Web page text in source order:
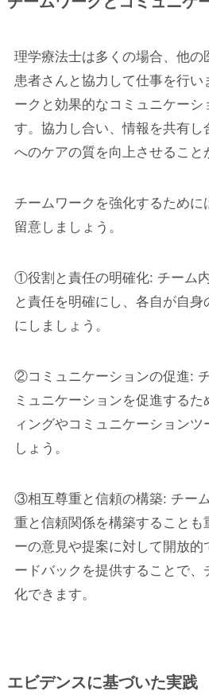
理学療法士は多くの場合、他の
患者さんと協力して仕事を行い
ークと効果的なコミュニケーシ
す。協力し合い、情報を共有し
へのケアの質を向上させること
チームワークを強化するために
留意しましょう。
①役割と責任の明確化: チーム
と責任を明確にし、各自が自身
にしましょう。
②コミュニケーションの促進:
ミュニケーションを促進する
ィングやコミュニケーションツ
しょう。
③相互尊重と信頼の構築: チー
重と信頼関係を構築することも
ーの意見や提案に対して開放的
ードバックを提供することで、
化できます。
エビデンスに基づいた実践